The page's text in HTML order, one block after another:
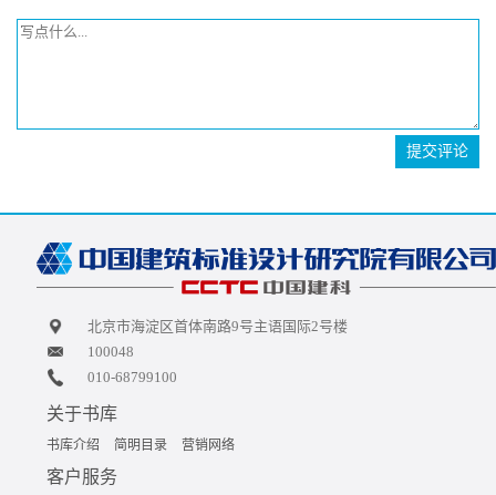
提交评论
北京市海淀区首体南路9号主语国际2号楼
100048
010-68799100
关于书库
书库介绍 简明目录 营销网络
客户服务